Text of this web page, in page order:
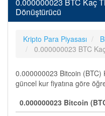
Dönüştürücü
Kripto Para Piyasası
0.000000023 BTC
0.000000023 Bitcoin (BTC)
güncel kur fiyatına göre
0.000000023 Bitcoin